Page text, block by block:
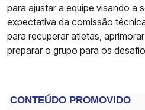
para ajustar a equipe visando a
expectativa da comissão
para recuperar atletas,
preparar o grupo para os